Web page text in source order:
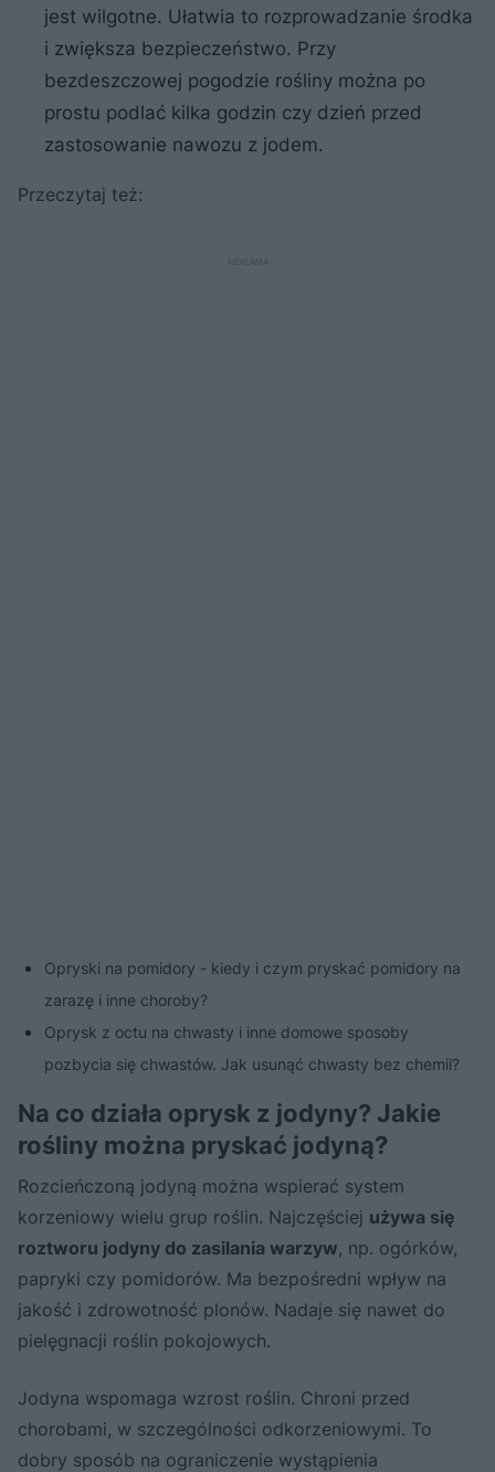
jest wilgotne. Ułatwia to rozprowadzanie środka
i zwiększa bezpieczeństwo. Przy
bezdeszczowej pogodzie rośliny można po
prostu podlać kilka godzin czy dzień przed
zastosowanie nawozu z jodem.
Przeczytaj też:
Opryski na pomidory - kiedy i czym pryskać pomidory na
zarazę i inne choroby?
Oprysk z octu na chwasty i inne domowe sposoby
pozbycia się chwastów. Jak usunąć chwasty bez chemii?
Na co działa oprysk z jodyny? Jakie
rośliny można pryskać jodyną?
Rozcieńczoną jodyną można wspierać system
korzeniowy wielu grup roślin. Najczęściej używa się
roztworu jodyny do zasilania warzyw, np. ogórków,
papryki czy pomidorów. Ma bezpośredni wpływ na
jakość i zdrowotność plonów. Nadaje się nawet do
pielęgnacji roślin pokojowych.
Jodyna wspomaga wzrost roślin. Chroni przed
chorobami, w szczególności odkorzeniowymi. To
dobry sposób na ograniczenie wystąpienia